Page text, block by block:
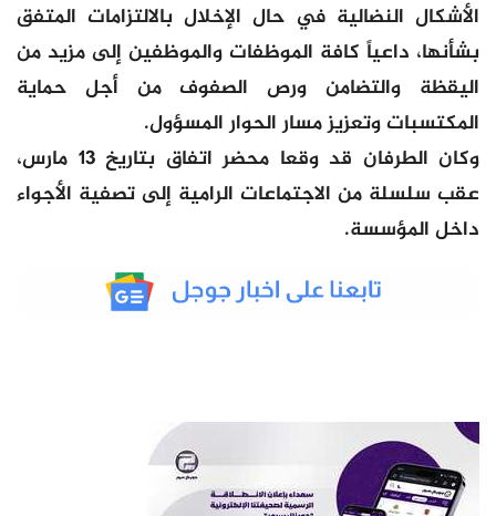
الأشكال النضالية في حال الإخلال بالالتزامات المتفق
بشأنها، داعياً كافة الموظفات والموظفين إلى مزيد من
اليقظة والتضامن ورص الصفوف من أجل حماية
المكتسبات وتعزيز مسار الحوار المسؤول.
وكان الطرفان قد وقعا محضر اتفاق بتاريخ 13 مارس،
عقب سلسلة من الاجتماعات الرامية إلى تصفية الأجواء
داخل المؤسسة.